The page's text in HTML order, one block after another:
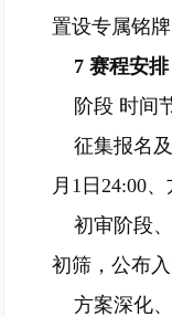
置设专属铭牌
7 赛程安排
阶段 时间
征集报名及
月1日24:00
初审阶段、
初筛，公布
方案深化、